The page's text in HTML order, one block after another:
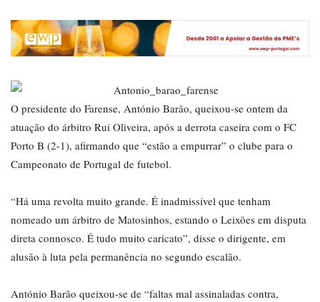
O presidente do Farense, António Barão, queixou-se ontem da
atuação do árbitro Rui Oliveira, após a derrota caseira com o FC
Porto B (2-1), afirmando que “estão a empurrar” o clube para o
Campeonato de Portugal de futebol.
“Há uma revolta muito grande. É inadmissível que tenham
nomeado um árbitro de Matosinhos, estando o Leixões em disputa
direta connosco. É tudo muito caricato”, disse o dirigente, em
alusão à luta pela permanência no segundo escalão.
António Barão queixou-se de “faltas mal assinaladas contra,